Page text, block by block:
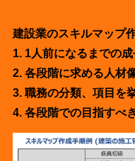
建設業のスキルマップ
1. 1人前になるまでの
2. 各段階に求める人材
3. 職務の分類、項目を
4. 各段階での目指すべ